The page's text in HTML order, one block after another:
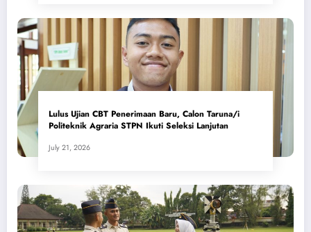
Lulus Ujian CBT Penerimaan Baru, Calon Taruna/i
Politeknik Agraria STPN Ikuti Seleksi Lanjutan
July 21, 2026